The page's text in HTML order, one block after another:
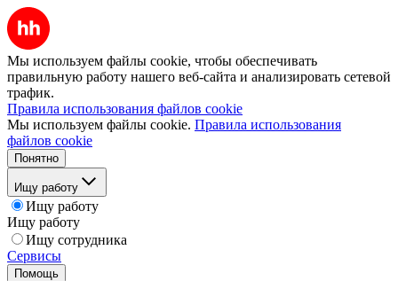
Мы используем файлы cookie, чтобы обеспечивать
правильную работу нашего веб-сайта и анализировать сетевой
трафик.
Правила использования файлов cookie
Мы используем файлы cookie. Правила использования
файлов cookie
Понятно
Ищу работу
Ищу работу
Ищу работу
Ищу сотрудника
Сервисы
Помощь